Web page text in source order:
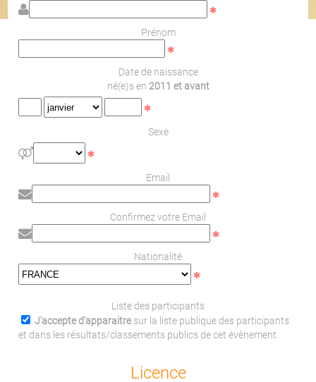
Prénom
Date de naissance
né(e)s en 2011 et avant
Sexe
Email
Confirmez votre Email
Nationalité
Liste des participants
J'accepte d'apparaitresur la liste publique des participants
et dans les résultats/classements publics de cet évènement.
Licence